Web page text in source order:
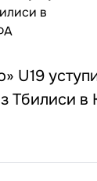
U19
Тбилиси